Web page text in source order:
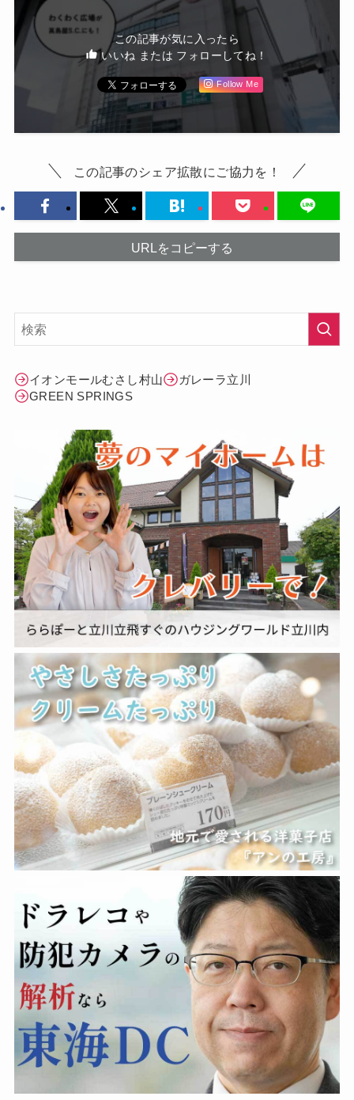
この記事が気に入ったら
いいね または フォローしてね！
Follow Me
この記事のシェア拡散にご協力を！
URLをコピーする
イオンモールむさし村山
ガレーラ立川
GREEN SPRINGS